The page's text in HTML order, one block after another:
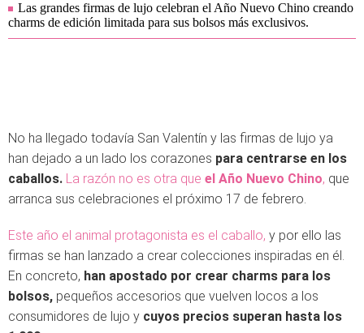
Las grandes firmas de lujo celebran el Año Nuevo Chino creando
charms de edición limitada para sus bolsos más exclusivos.
No ha llegado todavía San Valentín y las firmas de lujo ya
han dejado a un lado los corazones para centrarse en los
caballos. La razón no es otra que el Año Nuevo Chino, que
arranca sus celebraciones el próximo 17 de febrero.
Este año el animal protagonista es el caballo, y por ello las
firmas se han lanzado a crear colecciones inspiradas en él.
En concreto, han apostado por crear charms para los
bolsos, pequeños accesorios que vuelven locos a los
consumidores de lujo y cuyos precios superan hasta los